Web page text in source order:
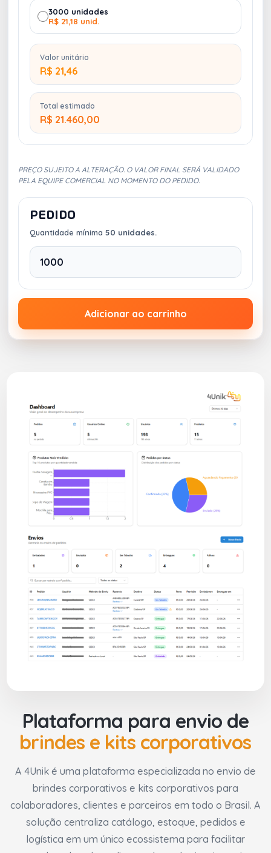
3000 unidades
R$ 21,18 unid.
Valor unitário
R$ 21,46
Total estimado
R$ 21.460,00
PREÇO SUJEITO A ALTERAÇÃO. O VALOR FINAL SERÁ VALIDADO
PELA EQUIPE COMERCIAL NO MOMENTO DO PEDIDO.
PEDIDO
Quantidade mínima 50 unidades.
Adicionar ao carrinho
Plataforma para envio de
brindes e kits corporativos
A 4Unik é uma plataforma especializada no envio de
brindes corporativos e kits corporativos para
colaboradores, clientes e parceiros em todo o Brasil. A
solução centraliza catálogo, estoque, pedidos e
logística em um único ecossistema para facilitar